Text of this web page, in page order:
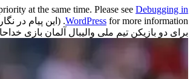
at the same time. Please see Debugging in
WordPress for more information. (این پیام در نگارش 6.3.0 افزوده شده است.) in
برای دو بازیکن تیم ملی والیبال آلمان بازی